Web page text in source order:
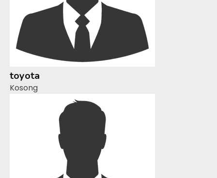
toyota
Kosong